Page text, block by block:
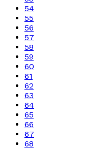
54
55
56
57
58
59
60
61
62
63
64
65
66
67
68